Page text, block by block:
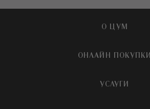
О ЦУМ
О магазине
Бутики и ПВЗ ЦУМ
ОНЛАЙН ПОКУПКИ
УСЛУГИ